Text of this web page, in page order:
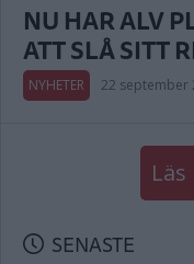
NU HAR ALV
ATT SLÅ SITT
NYHETER 22 september
SENASTE